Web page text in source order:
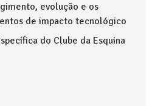
evolução e os
de impacto tecnológico
do Clube da Esquina